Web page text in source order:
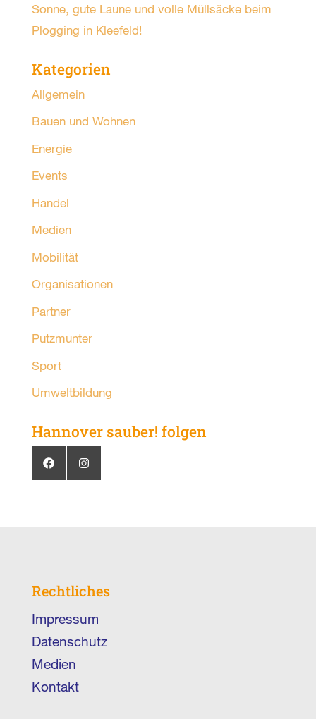
Sonne, gute Laune und volle Müllsäcke beim
Plogging in Kleefeld!
Kategorien
Allgemein
Bauen und Wohnen
Energie
Events
Handel
Medien
Mobilität
Organisationen
Partner
Putzmunter
Sport
Umweltbildung
Hannover sauber! folgen
Rechtliches
Impressum
Datenschutz
Medien
Kontakt